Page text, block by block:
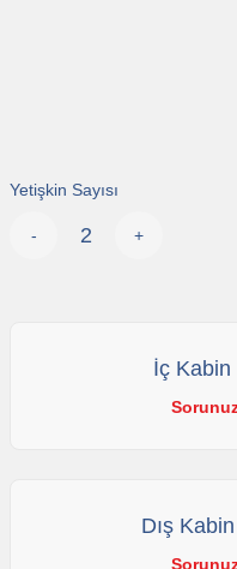
Yetişkin Sayısı
- +
İç Kabin
Dış